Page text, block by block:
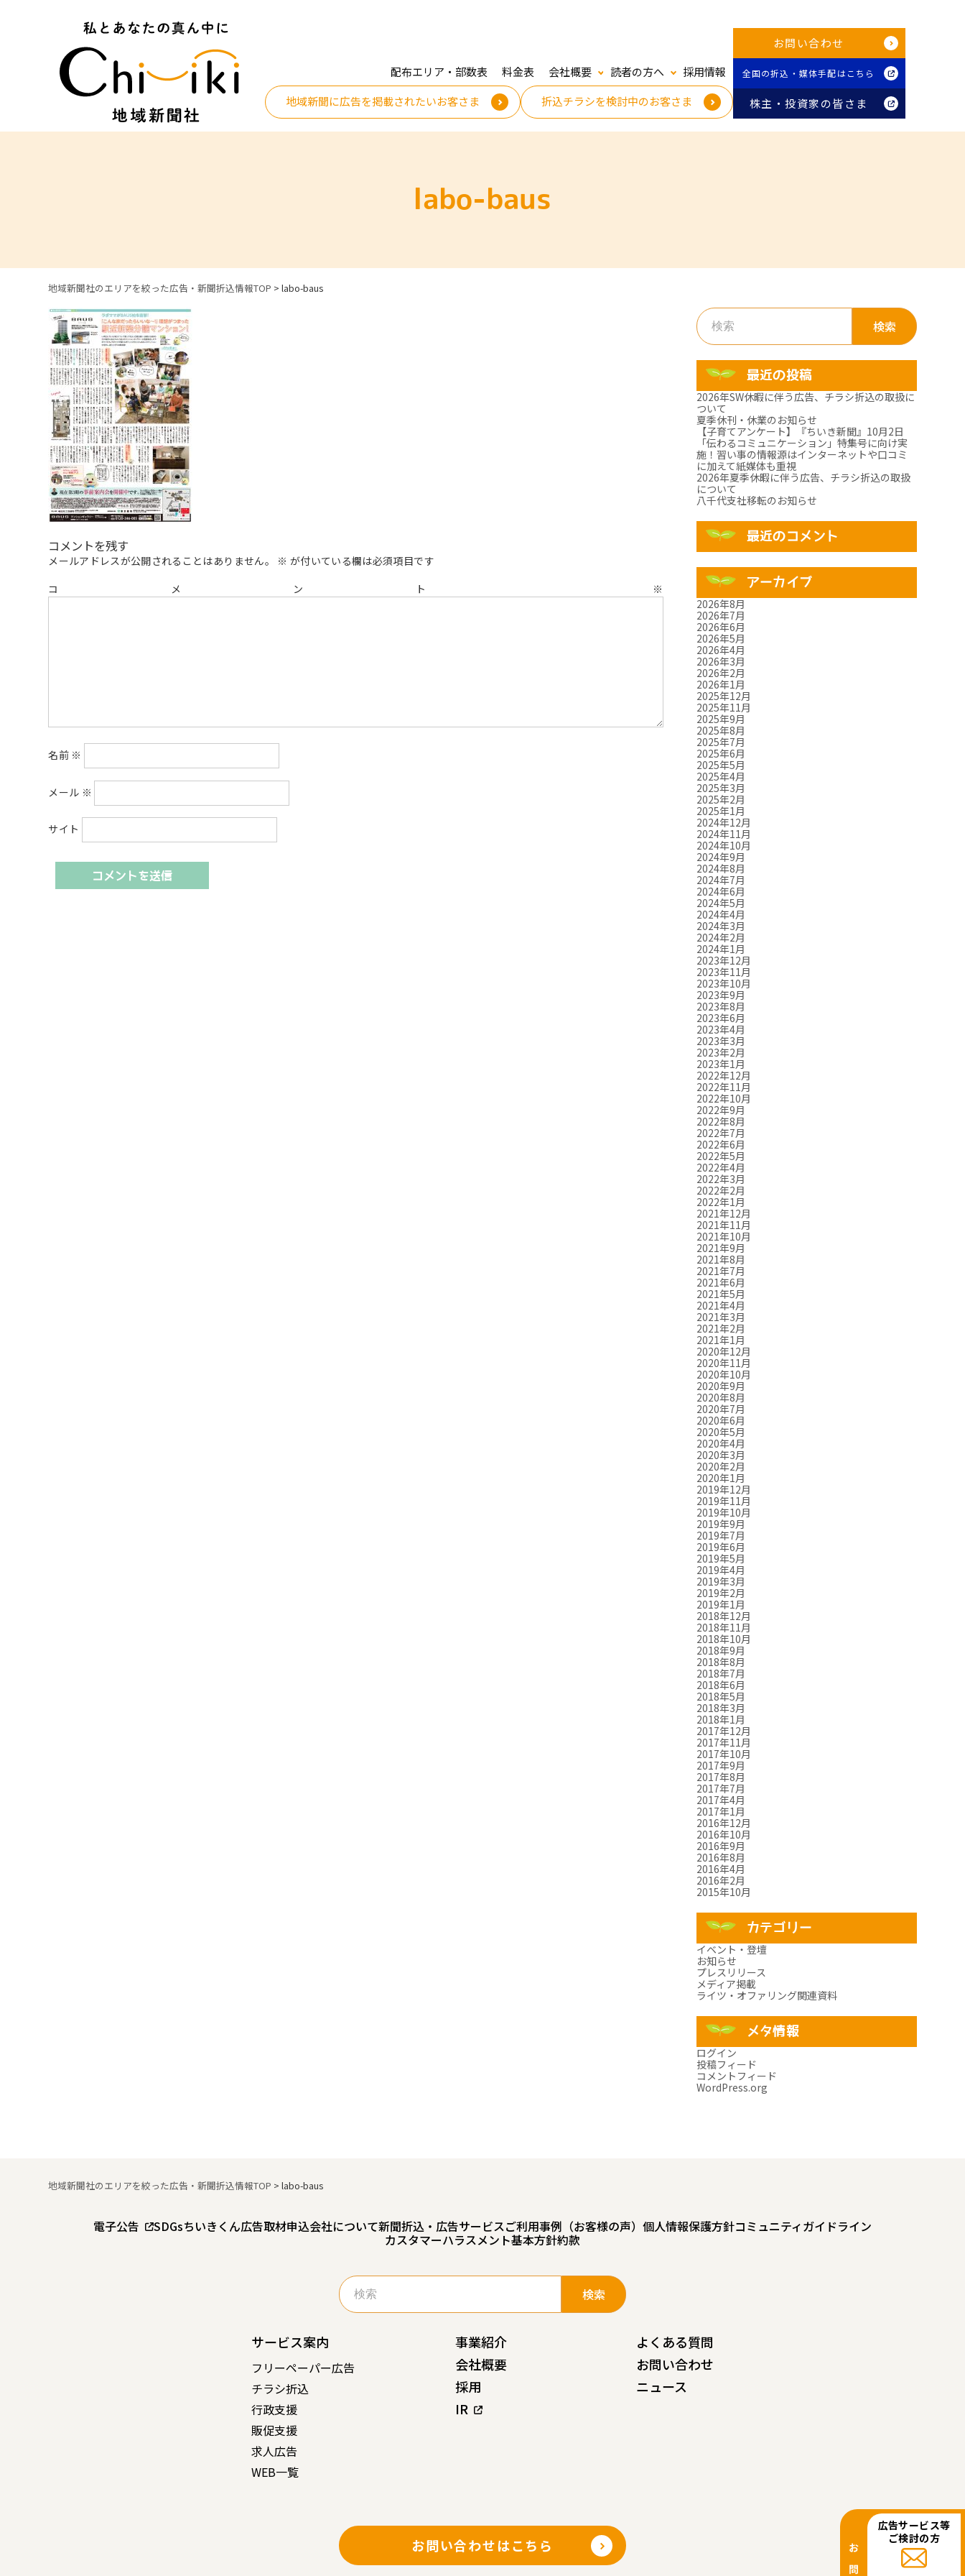
配布エリア・部数表 料金表 会社概要 読者の方へ
採用情報
地域新聞に広告を掲載されたいお客さま
折込チラシを検討中のお客さま
お問い合わせ
全国の折込・媒体手配はこちら
株主・投資家の皆さま
labo-baus
地域新聞社のエリアを絞った広告・新聞折込情報TOP >labo-baus
コメントを残す
メールアドレスが公開されることはありません。 ※ が付いている欄は必須項目です
コメント ※
名前 ※
メール ※
サイト
検
索:
最近の投稿
2026年SW休暇に伴う広告、チラシ折込の取扱に
ついて
夏季休刊・休業のお知らせ
【子育てアンケート】『ちいき新聞』10月2日
「伝わるコミュニケーション」特集号に向け実
施！習い事の情報源はインターネットや口コミ
に加えて紙媒体も重視
2026年夏季休暇に伴う広告、チラシ折込の取扱
について
八千代支社移転のお知らせ
最近のコメント
アーカイブ
2026年8月
2026年7月
2026年6月
2026年5月
2026年4月
2026年3月
2026年2月
2026年1月
2025年12月
2025年11月
2025年9月
2025年8月
2025年7月
2025年6月
2025年5月
2025年4月
2025年3月
2025年2月
2025年1月
2024年12月
2024年11月
2024年10月
2024年9月
2024年8月
2024年7月
2024年6月
2024年5月
2024年4月
2024年3月
2024年2月
2024年1月
2023年12月
2023年11月
2023年10月
2023年9月
2023年8月
2023年6月
2023年4月
2023年3月
2023年2月
2023年1月
2022年12月
2022年11月
2022年10月
2022年9月
2022年8月
2022年7月
2022年6月
2022年5月
2022年4月
2022年3月
2022年2月
2022年1月
2021年12月
2021年11月
2021年10月
2021年9月
2021年8月
2021年7月
2021年6月
2021年5月
2021年4月
2021年3月
2021年2月
2021年1月
2020年12月
2020年11月
2020年10月
2020年9月
2020年8月
2020年7月
2020年6月
2020年5月
2020年4月
2020年3月
2020年2月
2020年1月
2019年12月
2019年11月
2019年10月
2019年9月
2019年7月
2019年6月
2019年5月
2019年4月
2019年3月
2019年2月
2019年1月
2018年12月
2018年11月
2018年10月
2018年9月
2018年8月
2018年7月
2018年6月
2018年5月
2018年3月
2018年1月
2017年12月
2017年11月
2017年10月
2017年9月
2017年8月
2017年7月
2017年4月
2017年1月
2016年12月
2016年10月
2016年9月
2016年8月
2016年4月
2016年2月
2015年10月
カテゴリー
イベント・登壇
お知らせ
プレスリリース
メディア掲載
ライツ・オファリング関連資料
メタ情報
ログイン
投稿フィード
コメントフィード
WordPress.org
地域新聞社のエリアを絞った広告・新聞折込情報TOP >labo-baus
電子公告 SDGsちいきくん広告取材申込会社について新聞折込・広告サービスご利用事例（お客様の声） 個人情報保護方針コミュニティガイドライン
カスタマーハラスメント基本方針約款
検
索:
サービス案内
フリーペーパー広告
チラシ折込
行政支援
販促支援
求人広告
WEB一覧
事業紹介
会社概要
採用
IR
よくある質問
お問い合わせ
ニュース
お問い合わせはこちら
広告サービス等
ご検討の方